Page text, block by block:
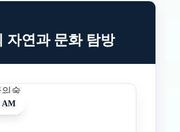
자연과 문화 탐방
AM